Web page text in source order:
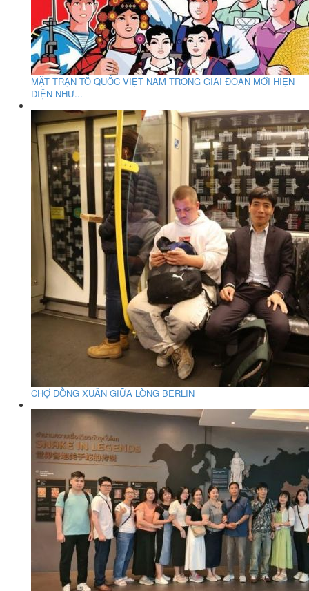
MẶT TRẬN TỔ QUỐC VIỆT NAM TRONG GIAI ĐOẠN MỚI HIỆN
DIỆN NHƯ...
CHỢ ĐỒNG XUÂN GIỮA LÒNG BERLIN